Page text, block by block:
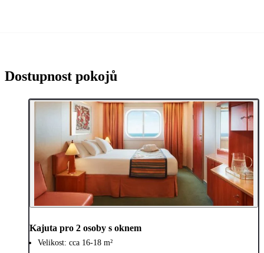
Dostupnost pokojů
Kajuta pro 2 osoby s oknem
Velikost: cca 16-18 m²